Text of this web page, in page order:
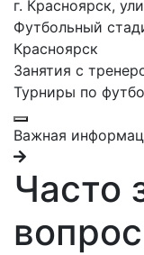
г. Красноярск,
Футбольный
Красноярск
Занятия с
Турниры по
Важная
Часто